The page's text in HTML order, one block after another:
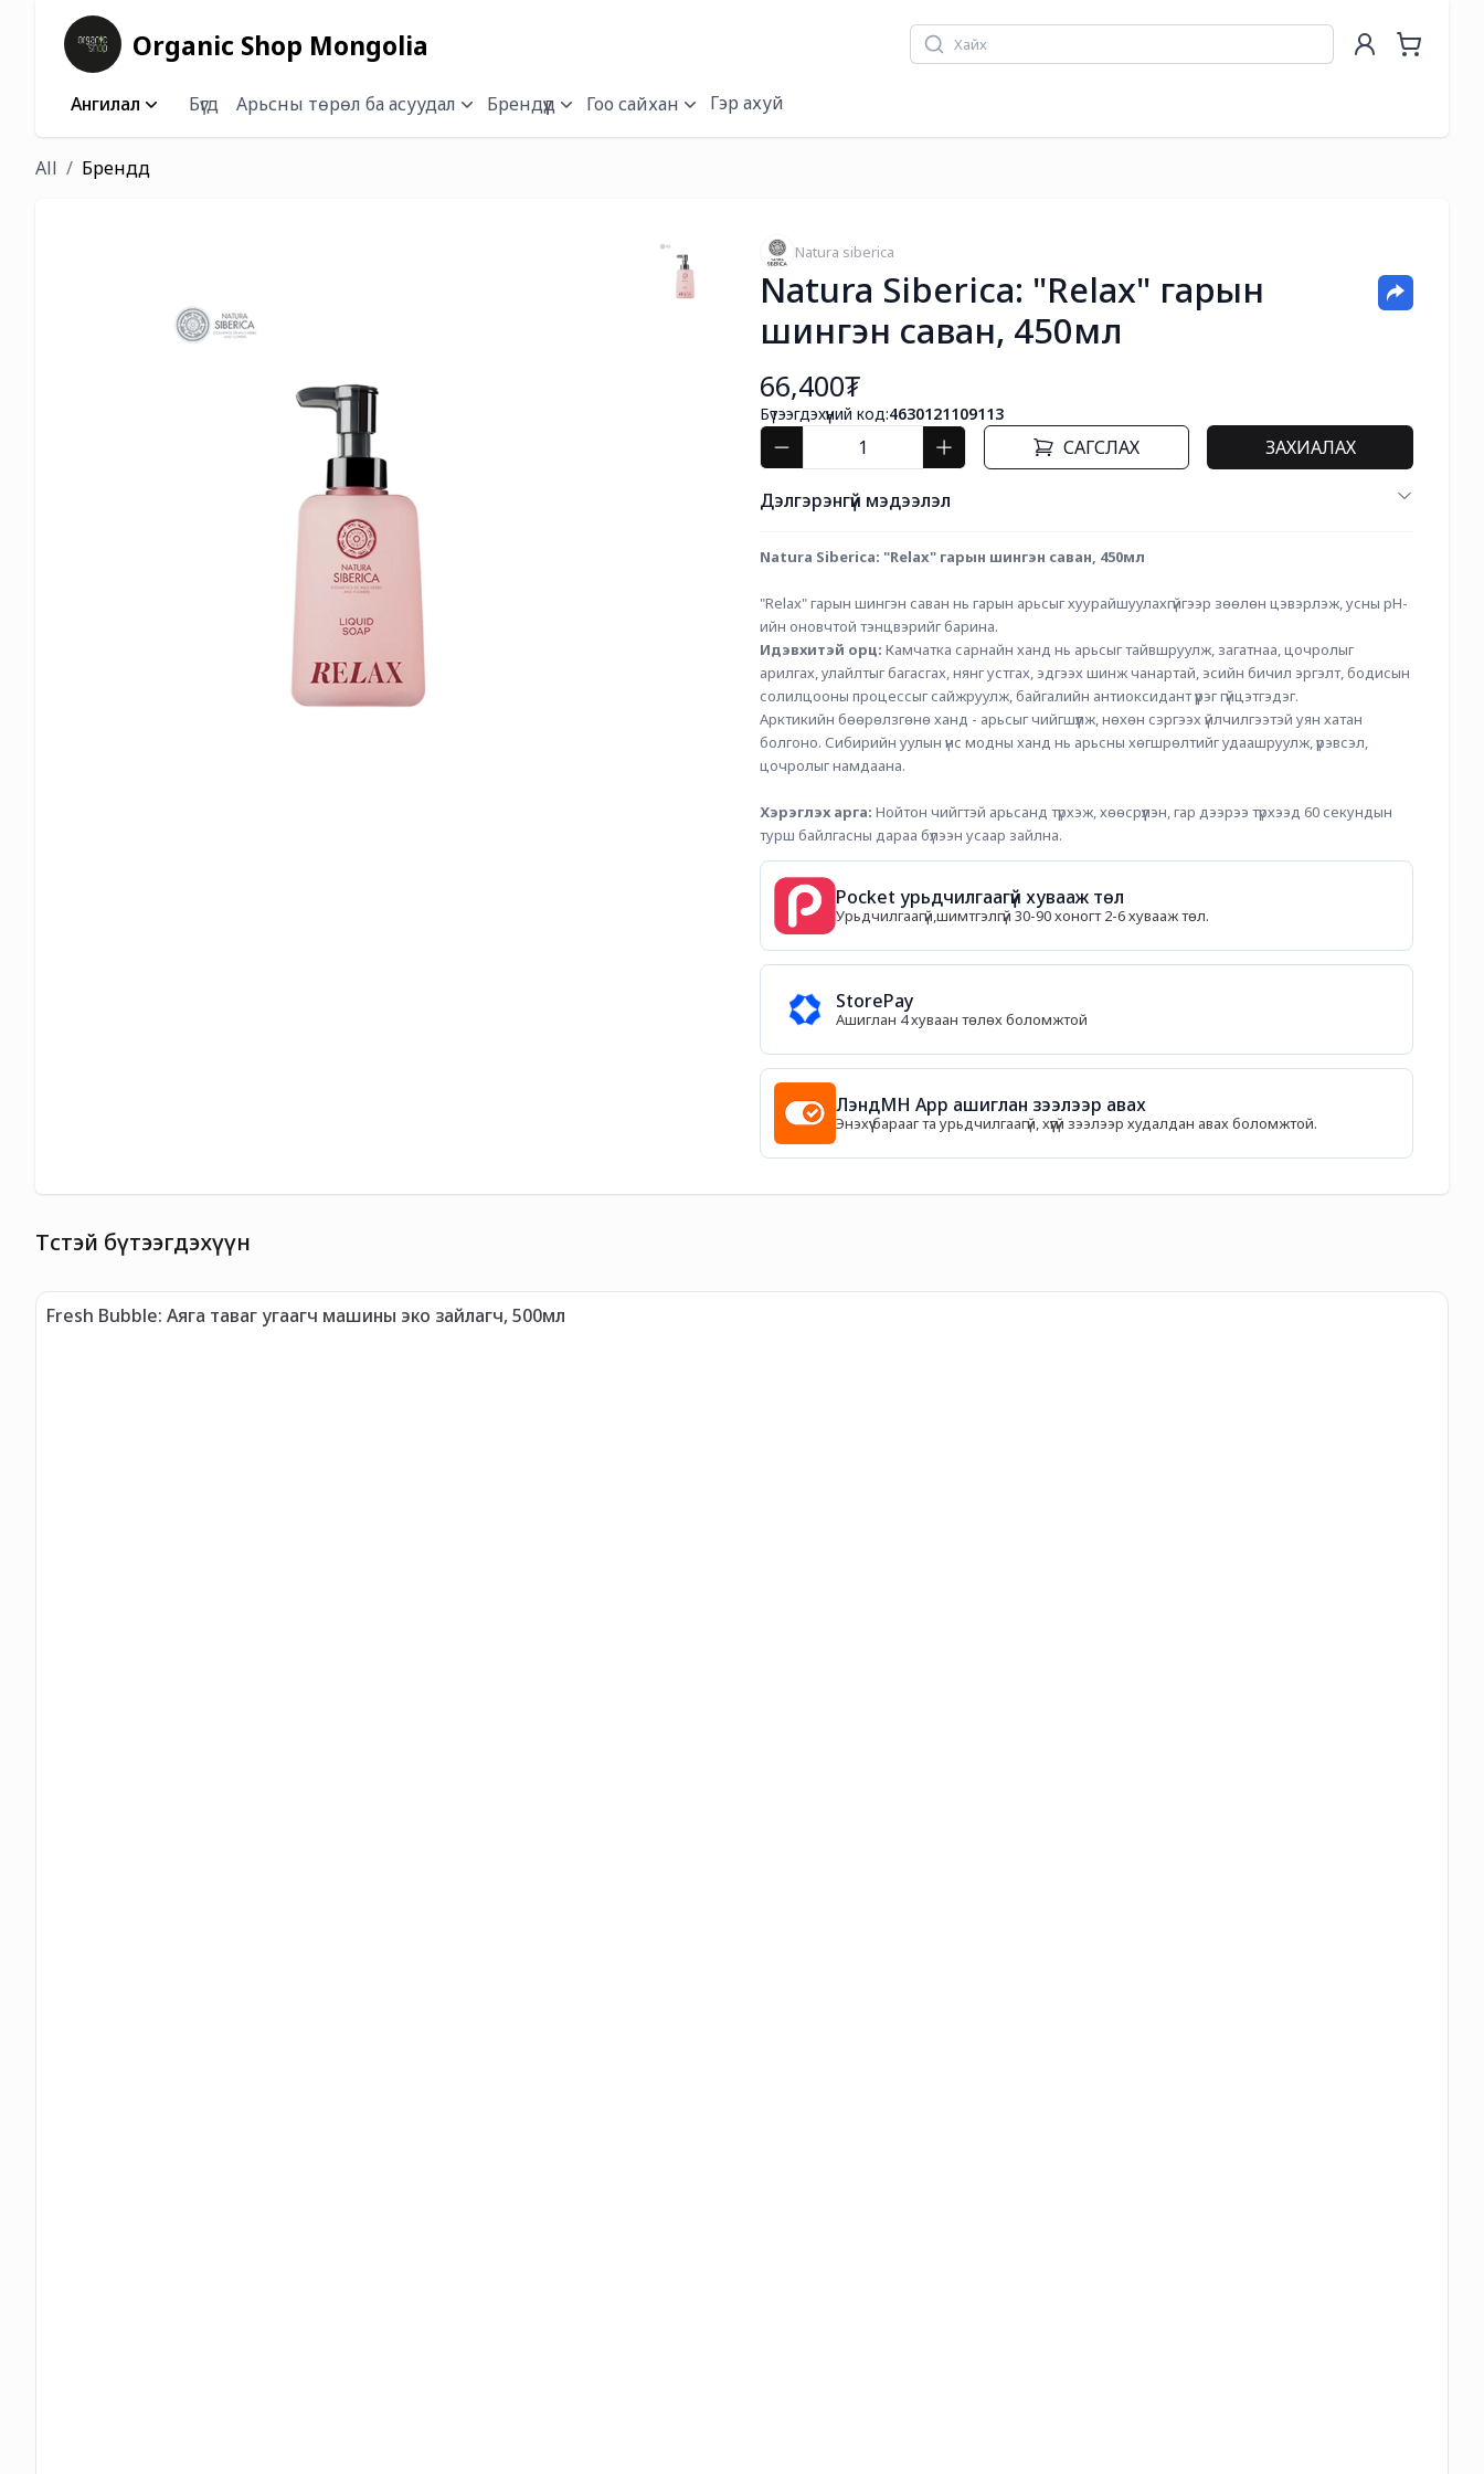
Organic Shop Mongolia
Ангилал Бүгд Арьсны төрөл ба асуудал Брендүүд Гоо сайхан Гэр ахуй
All Брендүүд
Natura siberica
Natura Siberica: "Relax" гарын
шингэн саван, 450мл
66,400₮
Бүтээгдэхүүний код:4630121109113
САГСЛАХ ЗАХИАЛАХ
Дэлгэрэнгүй мэдээлэл
Natura Siberica: "Relax" гарын шингэн саван, 450мл
"Relax" гарын шингэн саван нь гарын арьсыг хуурайшуулахгүйгээр зөөлөн цэвэрлэж, усны рН-
ийн оновчтой тэнцвэрийг барина.
Идэвхитэй орц: Камчатка сарнайн ханд нь арьсыг тайвшруулж, загатнаа, цочролыг
арилгах, улайлтыг багасгах, нянг устгах, эдгээх шинж чанартай, эсийн бичил эргэлт, бодисын
солилцооны процессыг сайжруулж, байгалийн антиоксидант үүрэг гүйцэтгэдэг.
Арктикийн бөөрөлзгөнө ханд - арьсыг чийгшүүлж, нөхөн сэргээх үйлчилгээтэй уян хатан
болгоно. Сибирийн уулын үнс модны ханд нь арьсны хөгшрөлтийг удаашруулж, үрэвсэл,
цочролыг намдаана.
Хэрэглэх арга: Нойтон чийгтэй арьсанд түрхэж, хөөсрүүлэн, гар дээрээ түрхээд 60 секундын
турш байлгасны дараа бүлээн усаар зайлна.
Pocket урьдчилгаагүй хувааж төл
Урьдчилгаагүй,шимтгэлгүй 30-90 хоногт 2-6 хувааж төл.
StorePay
Ашиглан 4 хуваан төлөх боломжтой
ЛэндМН App ашиглан зээлээр авах
Энэхүү барааг та урьдчилгаагүй, хүүгүй зээлээр худалдан авах боломжтой.
Төстэй бүтээгдэхүүн
Fresh Bubble: Аяга таваг угаагч машины эко зайлагч, 500мл